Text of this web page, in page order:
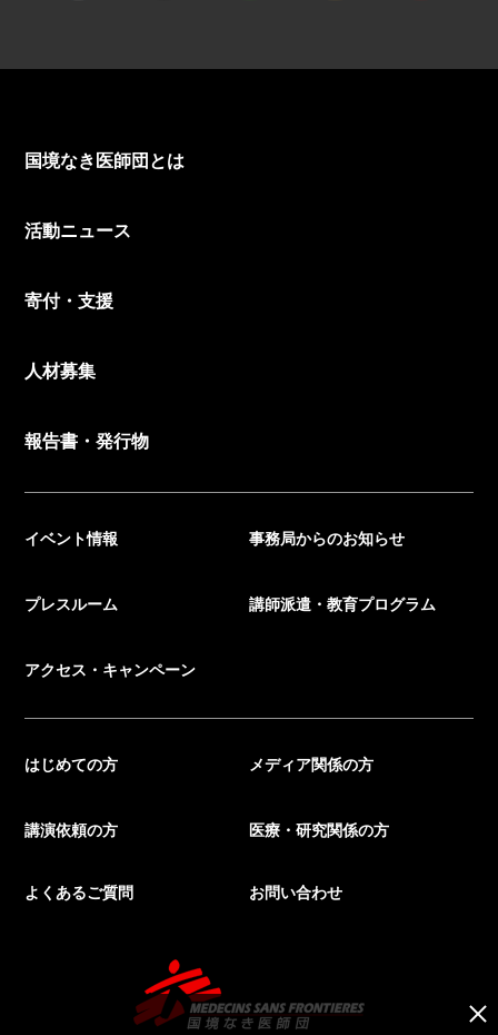
国境なき医師団とは
活動ニュース
寄付・支援
人材募集
報告書・発行物
イベント情報 事務局からのお知らせ
プレスルーム 講師派遣・教育プログラム
アクセス・キャンペーン
はじめての方 メディア関係の方
講演依頼の方 医療・研究関係の方
よくあるご質問 お問い合わせ